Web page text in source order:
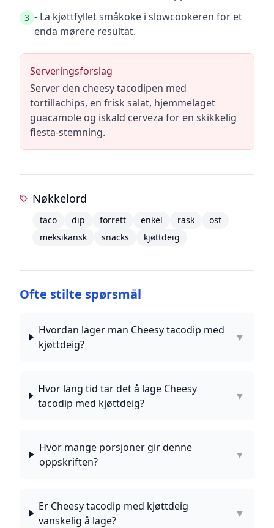
3 - La kjøttfyllet småkoke i slowcookeren for et
enda mørere resultat.
Serveringsforslag
Server den cheesy tacodipen med
tortillachips, en frisk salat, hjemmelaget
guacamole og iskald cerveza for en skikkelig
fiesta-stemning.
Nøkkelord
taco dip forrett enkel rask
ost
meksikansk
snacks kjøttdeig
Ofte stilte spørsmål
Hvordan lager man Cheesy tacodip med
kjøttdeig?
▼
Hvor lang tid tar det å lage Cheesy
tacodip med kjøttdeig?
▼
Hvor mange porsjoner gir denne
oppskriften?
▼
Er Cheesy tacodip med kjøttdeig
vanskelig å lage?
▼